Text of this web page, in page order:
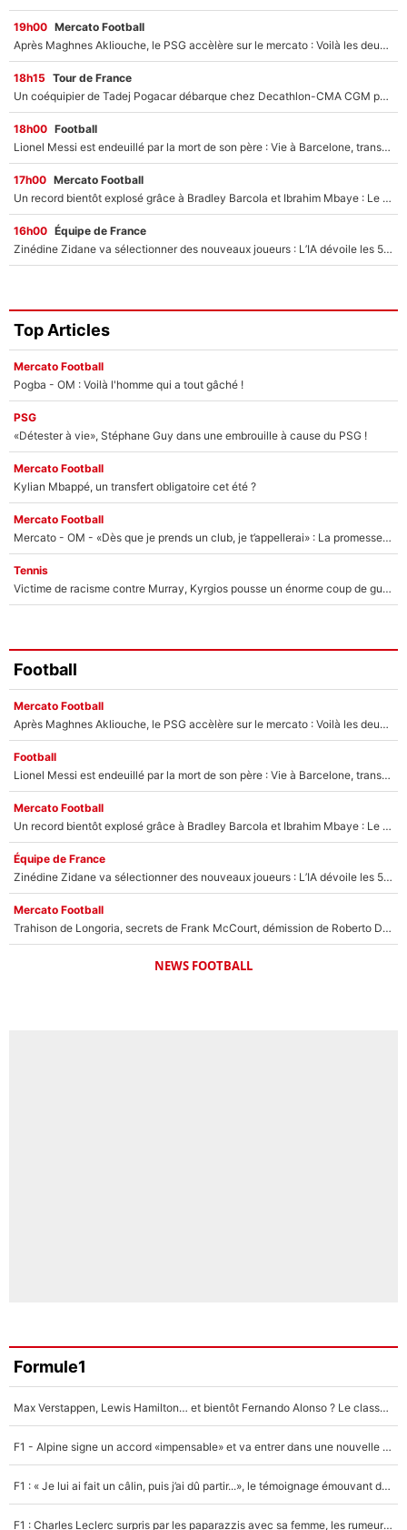
19h00 Mercato Football
Après Maghnes Akliouche, le PSG accèlère sur le mercato : Voilà les deux nouvelles recrues qui vont signer la semaine prochaine ?
18h15 Tour de France
Un coéquipier de Tadej Pogacar débarque chez Decathlon-CMA CGM pour épauler Paul Seixas : «Mes meilleures années sont à venir»
18h00 Football
Lionel Messi est endeuillé par la mort de son père : Vie à Barcelone, transfert au PSG... voilà comment Jorge Messi a joué un rôle essentiel dans sa carrière !
17h00 Mercato Football
Un record bientôt explosé grâce à Bradley Barcola et Ibrahim Mbaye : Le PSG sur le point de réaliser un mercato historique ?
16h00 Équipe de France
Zinédine Zidane va sélectionner des nouveaux joueurs : L’IA dévoile les 5 cracks qui pourraient rapidement le rejoindre en équipe de France !
Top Articles
Mercato Football
Pogba - OM : Voilà l'homme qui a tout gâché !
PSG
«Détester à vie», Stéphane Guy dans une embrouille à cause du PSG !
Mercato Football
Kylian Mbappé, un transfert obligatoire cet été ?
Mercato Football
Mercato - OM - «Dès que je prends un club, je t’appellerai» : La promesse de Marcelino au moment de claquer la porte
Tennis
Victime de racisme contre Murray, Kyrgios pousse un énorme coup de gueule !
Football
Mercato Football
Après Maghnes Akliouche, le PSG accèlère sur le mercato : Voilà les deux nouvelles recrues qui vont signer la semaine prochaine ?
Football
Lionel Messi est endeuillé par la mort de son père : Vie à Barcelone, transfert au PSG... voilà comment Jorge Messi a joué un rôle essentiel dans sa carrière !
Mercato Football
Un record bientôt explosé grâce à Bradley Barcola et Ibrahim Mbaye : Le PSG sur le point de réaliser un mercato historique ?
Équipe de France
Zinédine Zidane va sélectionner des nouveaux joueurs : L’IA dévoile les 5 cracks qui pourraient rapidement le rejoindre en équipe de France !
Mercato Football
Trahison de Longoria, secrets de Frank McCourt, démission de Roberto De Zerbi : Medhi Benatia se lâche sur son départ de l'OM et fait d'importantes révélations
NEWS FOOTBALL
Formule1
Max Verstappen, Lewis Hamilton… et bientôt Fernando Alonso ? Le classement des pilotes les mieux payés en Formule 1 risque de changer !
F1 - Alpine signe un accord «impensable» et va entrer dans une nouvelle dimension : Grande nouvelle pour Pierre Gasly !
F1 : « Je lui ai fait un câlin, puis j’ai dû partir...», le témoignage émouvant de Max Verstappen sur sa fille
F1 : Charles Leclerc surpris par les paparazzis avec sa femme, les rumeurs étaient vraies !